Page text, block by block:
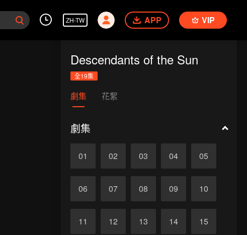
ZH-TW APP VIP
Descendants of the Sun
全19集
劇集 花絮
劇集
01 02 03 04 05
06 07 08 09 10
11 12 13 14 15